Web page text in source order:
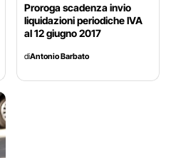
Proroga scadenza invio
liquidazioni periodiche IVA
al 12 giugno 2017
diAntonio Barbato